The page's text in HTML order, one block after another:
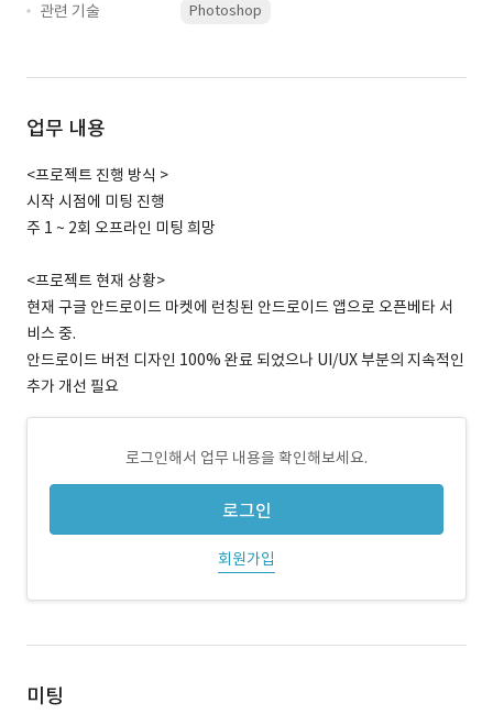
관련 기술
Photoshop
업무 내용
<프로젝트 진행 방식 >
시작 시점에 미팅 진행
주 1 ~ 2회 오프라인 미팅 희망
<프로젝트 현재 상황>
현재 구글 안드로이드 마켓에 런칭된 안드로이드 앱으로 오픈베타 서
비스 중.
안드로이드 버전 디자인 100% 완료 되었으나 UI/UX 부분의 지속적인
추가 개선 필요
로그인해서 업무 내용을 확인해보세요.
로그인
회원가입
미팅